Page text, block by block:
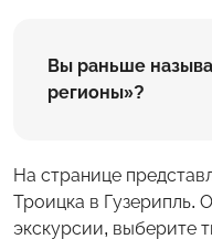
Вы раньше
регионы»?
На странице
Троицка в Гузерипль.
экскурсии, выберите